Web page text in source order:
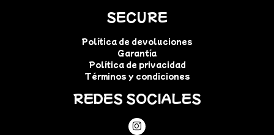
SECURE
Política de devoluciones
Garantía
Política de privacidad
Términos y condiciones
REDES SOCIALES